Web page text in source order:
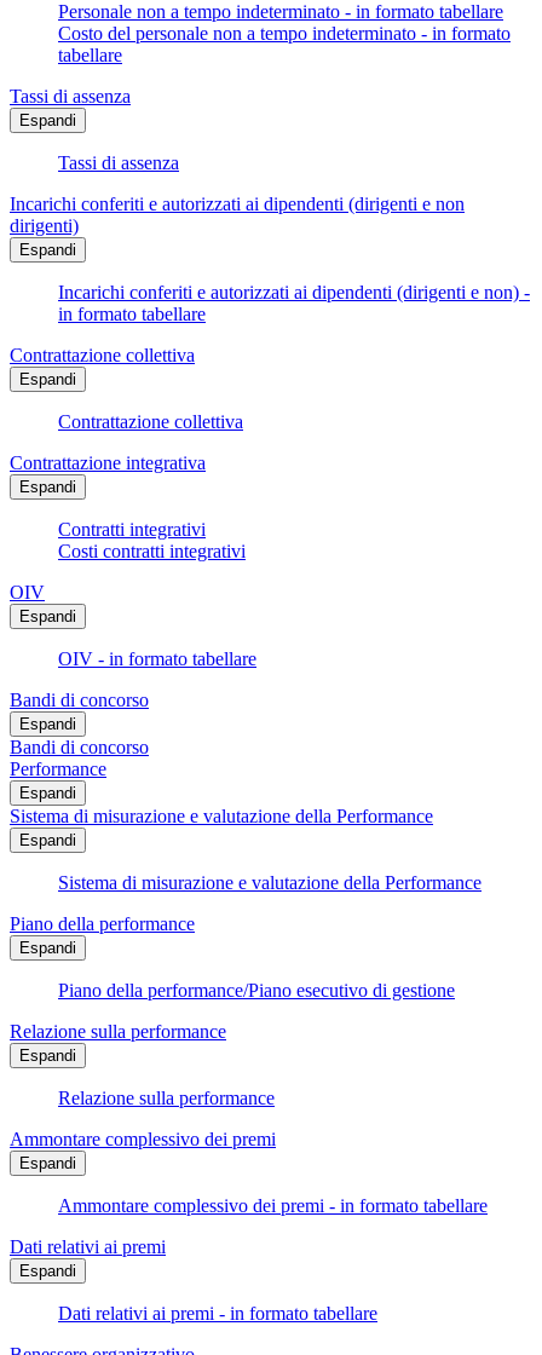
Personale non a tempo indeterminato - in formato tabellare
Costo del personale non a tempo indeterminato - in formato
tabellare
Tassi di assenza
Espandi
Tassi di assenza
Incarichi conferiti e autorizzati ai dipendenti (dirigenti e non
dirigenti)
Espandi
Incarichi conferiti e autorizzati ai dipendenti (dirigenti e non) -
in formato tabellare
Contrattazione collettiva
Espandi
Contrattazione collettiva
Contrattazione integrativa
Espandi
Contratti integrativi
Costi contratti integrativi
OIV
Espandi
OIV - in formato tabellare
Bandi di concorso
Espandi
Bandi di concorso
Performance
Espandi
Sistema di misurazione e valutazione della Performance
Espandi
Sistema di misurazione e valutazione della Performance
Piano della performance
Espandi
Piano della performance/Piano esecutivo di gestione
Relazione sulla performance
Espandi
Relazione sulla performance
Ammontare complessivo dei premi
Espandi
Ammontare complessivo dei premi - in formato tabellare
Dati relativi ai premi
Espandi
Dati relativi ai premi - in formato tabellare